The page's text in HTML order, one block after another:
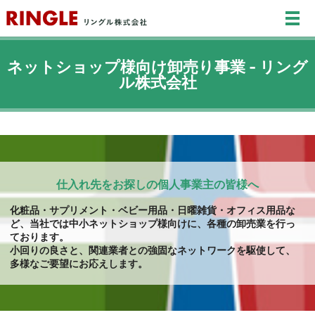
メ
ネットショップ様向け卸売り事業 - リング
ル株式会社
仕入れ先をお探しの個人事業主の皆様へ
化粧品・サプリメント・ベビー用品・日曜雑貨・オフィス用品な
ど、 当社では中小ネットショップ様向けに、各種の卸売業を行っ
ております。
小回りの良さと、関連業者との強固なネットワークを駆使して、
多様なご要望にお応えします。